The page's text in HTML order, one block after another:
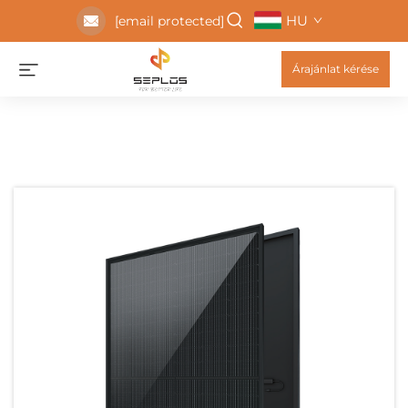
[email protected] HU
Árajánlat kérése